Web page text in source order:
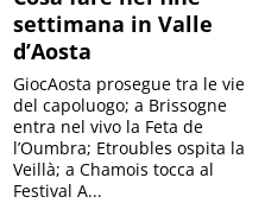
settimana in Valle
d’Aosta
GiocAosta prosegue tra le vie
del capoluogo; a Brissogne
entra nel vivo la Feta de
l’Oumbra; Etroubles ospita la
Veillà; a Chamois tocca al
Festival A...